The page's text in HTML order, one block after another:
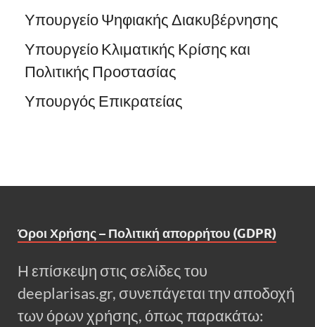
Υπουργείο Ψηφιακής Διακυβέρνησης
Υπουργείο Κλιματικής Κρίσης και
Πολιτικής Προστασίας
Υπουργός Επικρατείας
Όροι Χρήσης – Πολιτική απορρήτου (GDPR)
Η επίσκεψη στις σελίδες του
deeplarisas.gr, συνεπάγεται την αποδοχή
των όρων χρήσης, όπως παρακάτω: